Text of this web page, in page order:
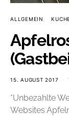
ALLGEMEIN
15. AUGUST 2017
*Unbezahlte
Websites